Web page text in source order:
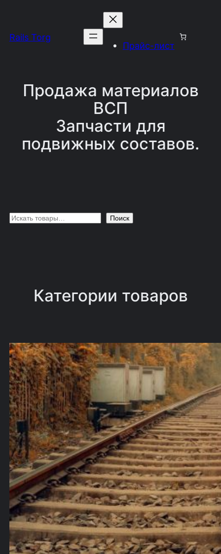
содержимому
Rails Torg
Прайс-лист
Продажа материалов
ВСП
Запчасти для
подвижных составов.
П
Поиск
Категории товаров